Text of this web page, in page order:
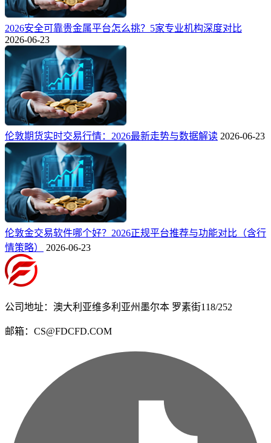
2026安全可靠贵金属平台怎么挑？5家专业机构深度对比
2026-06-23
伦敦期货实时交易行情：2026最新走势与数据解读 2026-06-23
伦敦金交易软件哪个好？2026正规平台推荐与功能对比（含行
情策略）
2026-06-23
公司地址：澳大利亚维多利亚州墨尔本 罗素街118/252
邮箱：CS@FDCFD.COM